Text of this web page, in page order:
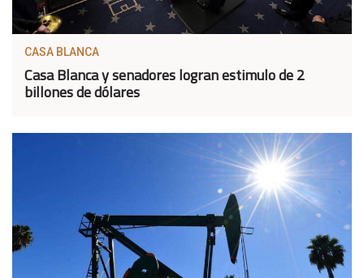
CASA BLANCA
Casa Blanca y senadores logran estimulo de 2
billones de dólares